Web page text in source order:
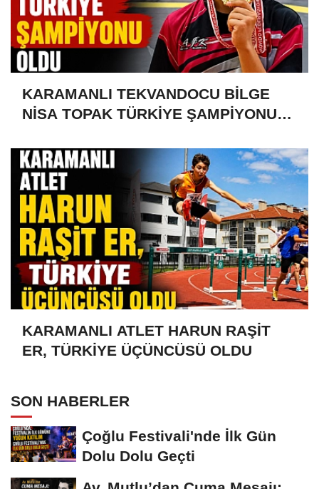
KARAMANLI TEKVANDOCU BİLGE
NİSA TOPAK TÜRKİYE ŞAMPİYONU
KARAMANLI ATLET HARUN RAŞİT
ER, TÜRKİYE ÜÇÜNCÜSÜ OLDU
SON HABERLER
Çoğlu Festivali'nde İlk Gün
Dolu Dolu Geçti